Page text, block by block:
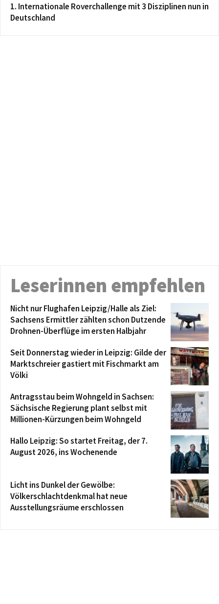
1. Internationale Roverchallenge mit 3 Disziplinen nun in
Deutschland
Leserinnen empfehlen
Nicht nur Flughafen Leipzig/Halle als Ziel:
Sachsens Ermittler zählten schon Dutzende
Drohnen-Überflüge im ersten Halbjahr
Seit Donnerstag wieder in Leipzig: Gilde der
Marktschreier gastiert mit Fischmarkt am
Völki
Antragsstau beim Wohngeld in Sachsen:
Sächsische Regierung plant selbst mit
Millionen-Kürzungen beim Wohngeld
Hallo Leipzig: So startet Freitag, der 7.
August 2026, ins Wochenende
Licht ins Dunkel der Gewölbe:
Völkerschlachtdenkmal hat neue
Ausstellungsräume erschlossen